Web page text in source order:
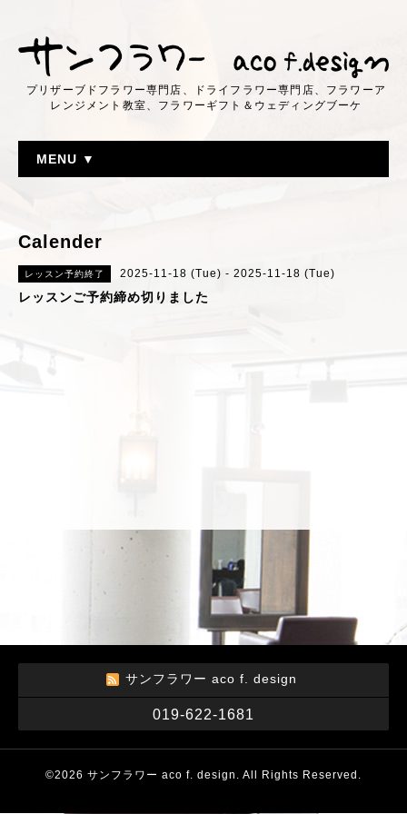
プリザーブドフラワー専門店、ドライフラワー専門店、フラワーア
レンジメント教室、フラワーギフト＆ウェディングブーケ
MENU ▼
Calender
レッスン予約終了 2025-11-18 (Tue) - 2025-11-18 (Tue)
レッスンご予約締め切りました
サンフラワー aco f. design
019-622-1681
©2026 サンフラワー aco f. design . All Rights Reserved.